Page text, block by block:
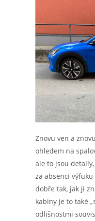
Znovu ven a
ohledem na
ale to jsou
za absenci výfuku
dobře tak, jak ji
kabiny je to také
odlišnostmi